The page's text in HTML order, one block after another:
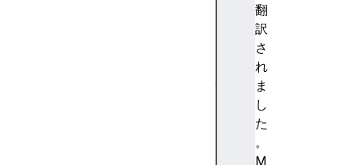
翻
訳
さ
れ
ま
し
た
。
M